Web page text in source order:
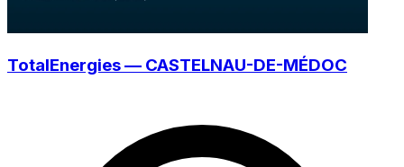
TotalEnergies — CASTELNAU-DE-MÉDOC